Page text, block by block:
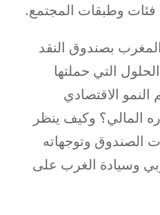
فئات وطبقات المجتمع.
بصندوق النقد
التي حملتها
الاقتصادي
المالي؟ وكيف ينظر
الصندوق وتوجهاته
وسيادة الغرب على